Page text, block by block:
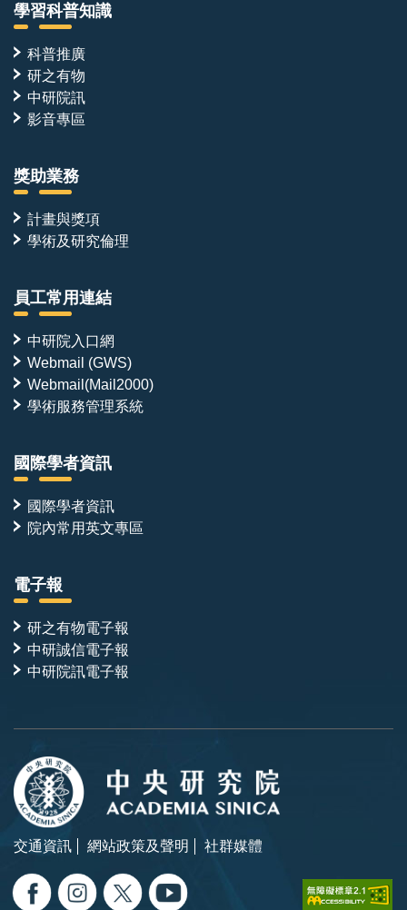
學習科普知識
科普推廣
研之有物
中研院訊
影音專區
獎助業務
計畫與獎項
學術及研究倫理
員工常用連結
中研院入口網
Webmail (GWS)
Webmail(Mail2000)
學術服務管理系統
國際學者資訊
國際學者資訊
院內常用英文專區
電子報
研之有物電子報
中研誠信電子報
中研院訊電子報
交通資訊 網站政策及聲明 社群媒體